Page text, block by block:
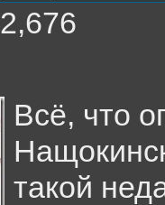
2,676
Всё, что
такой